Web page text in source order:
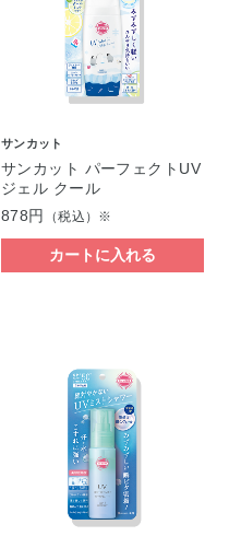
サンカット
サンカット パーフェクトUV
ジェル クール
878円
（税込）※
カートに入れる